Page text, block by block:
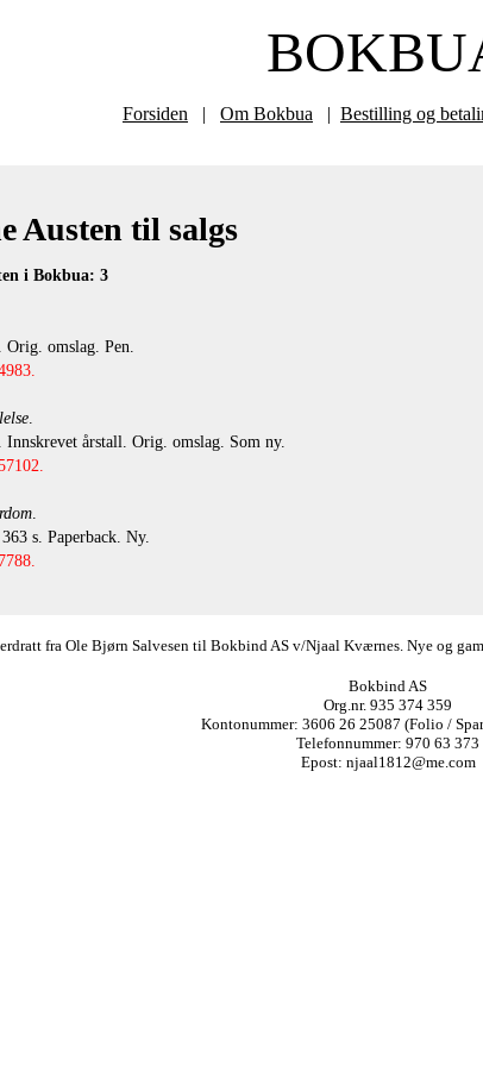
Forsiden | Om Bokbua | Bestilling og
Austen til salgs
i Bokbua: 3
omslag. Pen.
.
årstall. Orig. omslag. Som ny.
.
s. Paperback. Ny.
fra Ole Bjørn Salvesen til Bokbind AS v/Njaal Kværnes. Nye og
Bokbind AS
Org.nr. 935 374 359
Kontonummer: 3606 26 25087 (Folio /
Telefonnummer: 970 63 373
Epost: njaal1812@me.com